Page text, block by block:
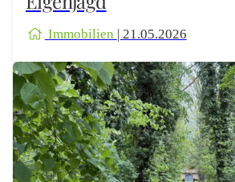
Immobilien | 21.05.2026